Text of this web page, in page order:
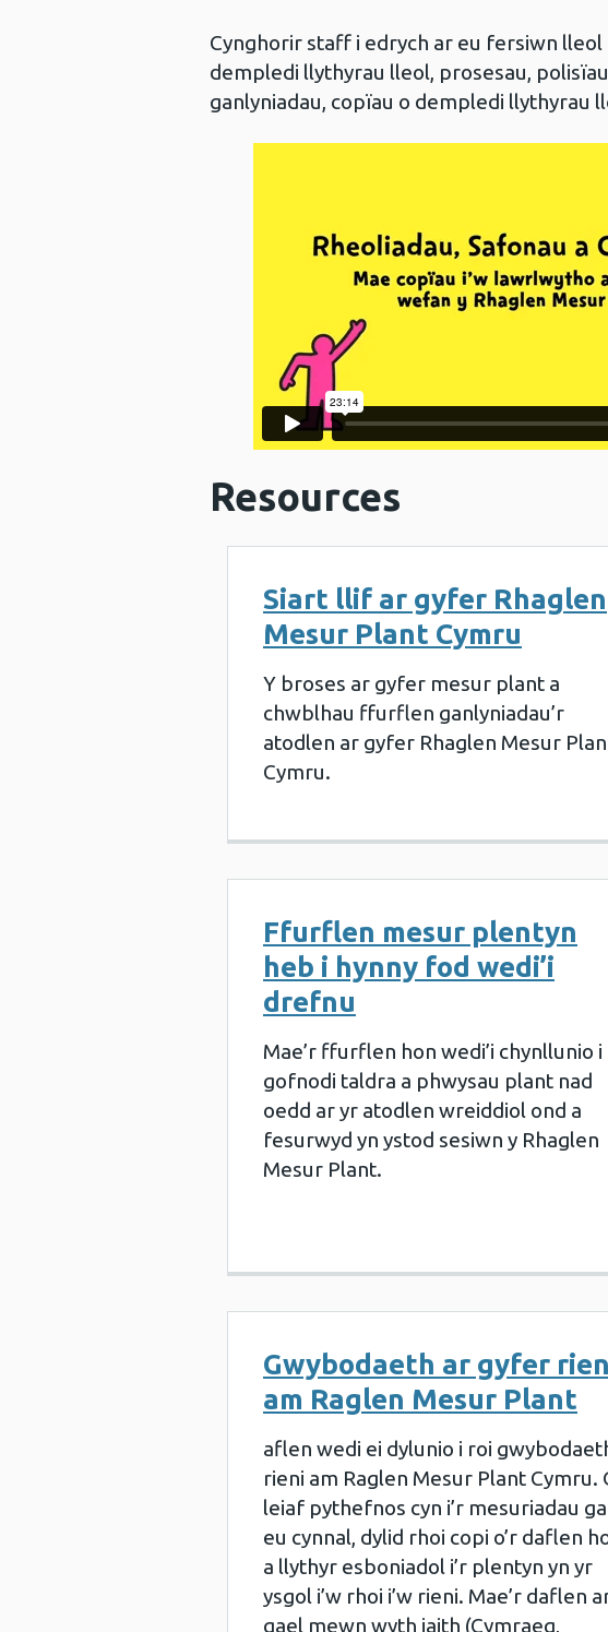
Cynghorir staff i edrych ar eu fersiwn lleol
dempledi llythyrau lleol, prosesau,
ganlyniadau, copïau o dempledi llythyrau
Resources
Siart llif ar gyfer Rhaglen
Mesur Plant Cymru
Y broses ar gyfer mesur plant a
chwblhau ffurflen ganlyniadau’r
atodlen ar gyfer Rhaglen Mesur
Cymru.
Ffurflen mesur plentyn
heb i hynny fod wedi’i
drefnu
Mae’r ffurflen hon wedi’i chynllunio i
gofnodi taldra a phwysau plant nad
oedd ar yr atodlen wreiddiol ond a
fesurwyd yn ystod sesiwn y Rhaglen
Mesur Plant.
Gwybodaeth ar gyfer
am Raglen Mesur Plant
aflen wedi ei dylunio i roi
rieni am Raglen Mesur Plant Cymru.
leiaf pythefnos cyn i’r mesuriadau
eu cynnal, dylid rhoi copi o’r daflen
a llythyr esboniadol i’r plentyn yn yr
ysgol i’w rhoi i’w rieni. Mae’r daflen
gael mewn wyth iaith (Cymraeg,